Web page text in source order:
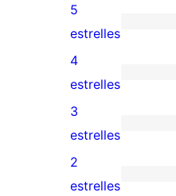
4
valoracions
de
5
estrelles
5
estrelles
0
valoracions
de
4
estrelles
4
estrelles
0
valoracions
de
3
estrelles
2
2
estrelles